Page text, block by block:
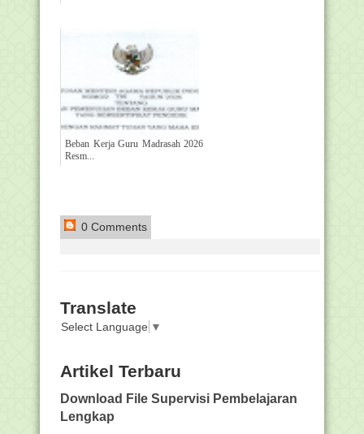
Beban Kerja Guru Madrasah 2026
Resm...
0 Comments
Translate
Select Language ▼
Artikel Terbaru
Download File Supervisi Pembelajaran
Lengkap